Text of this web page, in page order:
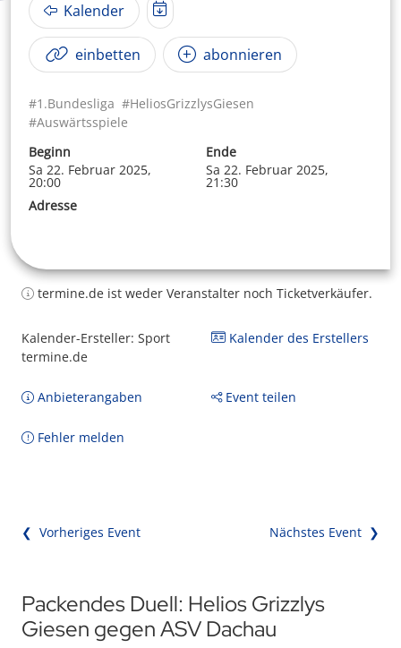
Kalender
einbetten abonnieren
#1.Bundesliga #HeliosGrizzlysGiesen
#Auswärtsspiele
Beginn
Sa 22. Februar 2025,
20:00
Ende
Sa 22. Februar 2025,
21:30
Adresse
termine.de ist weder Veranstalter noch Ticketverkäufer.
Kalender-Ersteller: Sport
termine.de
Kalender des Erstellers
Anbieterangaben Event teilen
Fehler melden
❮ Vorheriges Event Nächstes Event ❯
Packendes Duell: Helios Grizzlys
Giesen gegen ASV Dachau